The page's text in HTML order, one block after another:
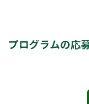
プログラムの応